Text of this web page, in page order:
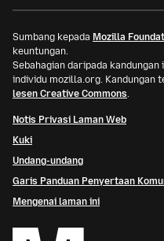
Sumbang kepada Mozilla
keuntungan.
Sebahagian daripada
individu mozilla.org. Kandungan
lesen Creative Commons.
Notis Privasi Laman Web
Kuki
Undang-undang
Garis Panduan Penyertaan
Mengenai laman ini